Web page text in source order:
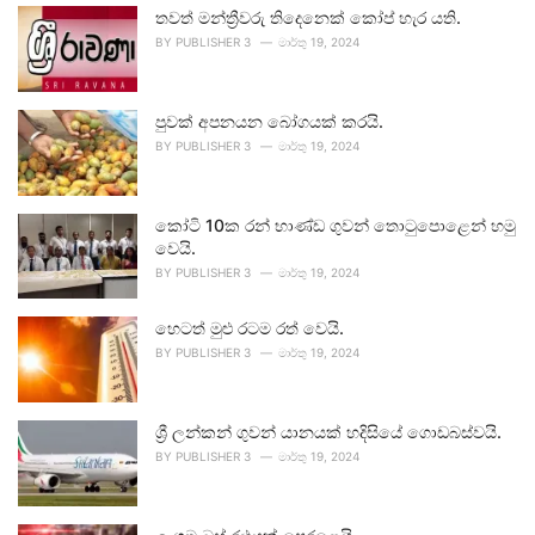
තවත් මන්ත්‍රීවරු තිදෙනෙක් කෝප් හැර යති.
BY PUBLISHER 3 මාර්තු 19, 2024
පුවක් අපනයන බෝගයක් කරයි.
BY PUBLISHER 3 මාර්තු 19, 2024
කෝටි 10ක රන් භාණ්ඩ ගුවන් තොටුපොළෙන් හමු
වෙයි.
BY PUBLISHER 3 මාර්තු 19, 2024
හෙටත් මුළු රටම රත් වෙයි.
BY PUBLISHER 3 මාර්තු 19, 2024
ශ්‍රී ලන්කන් ගුවන් යානයක් හදිසියේ ගොඩබස්වයි.
BY PUBLISHER 3 මාර්තු 19, 2024